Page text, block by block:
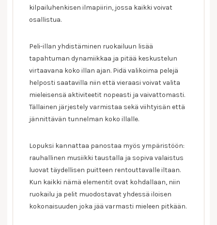
kilpailuhenkisen ilmapiirin, jossa kaikki voivat
osallistua.
Peli-illan yhdistäminen ruokailuun lisää
tapahtuman dynamiikkaa ja pitää keskustelun
virtaavana koko illan ajan. Pidä valikoima pelejä
helposti saatavilla niin että vieraasi voivat valita
mieleisensä aktiviteetit nopeasti ja vaivattomasti.
Tällainen järjestely varmistaa sekä viihtyisän että
jännittävän tunnelman koko illalle.
Lopuksi kannattaa panostaa myös ympäristöön:
rauhallinen musiikki taustalla ja sopiva valaistus
luovat täydellisen puitteen rentouttavalle iltaan.
Kun kaikki nämä elementit ovat kohdallaan, niin
ruokailu ja pelit muodostavat yhdessä iloisen
kokonaisuuden joka jää varmasti mieleen pitkään.